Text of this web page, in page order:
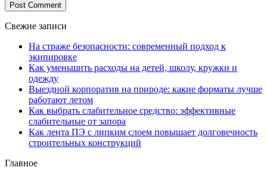
Свежие записи
На страже безопасности: современный подход к
экипировке
Как уменьшить расходы на детей, школу, кружки и
одежду
Выездной корпоратив на природе: какие форматы лучше
работают летом
Как выбрать слабительное средство: эффективные
слабительные от запора
Как лента ПЭ с липким слоем повышает долговечность
строительных конструкций
Главное